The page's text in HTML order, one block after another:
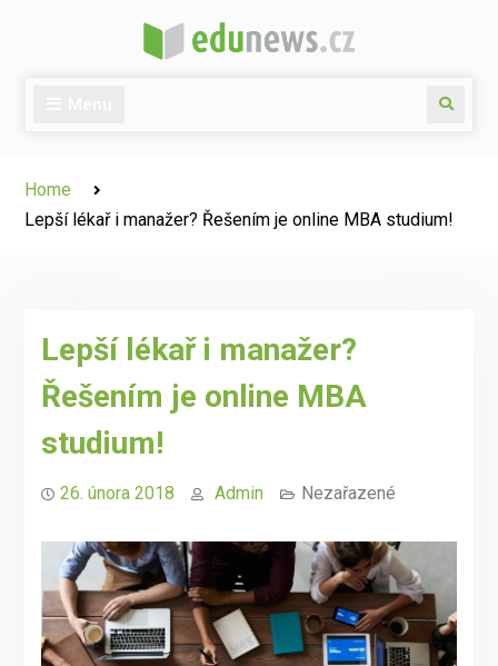
Search
Home
Lepší lékař i manažer? Řešením je online MBA studium!
Lepší lékař i manažer?
Řešením je online MBA
studium!
26. února 2018 Admin Nezařazené